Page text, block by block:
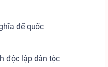
đế quốc
độc lập dân tộc